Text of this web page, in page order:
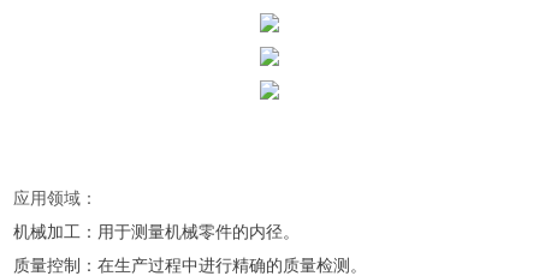
应用领域：
机械加工：用于测量机械零件的内径。
质量控制：在生产过程中进行精确的质量检测。